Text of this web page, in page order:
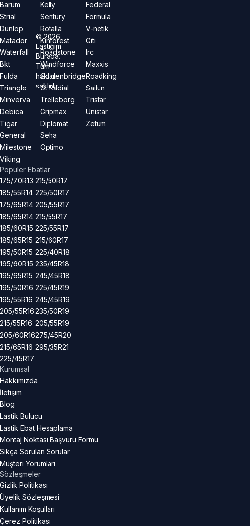
Barum
Strial
Dunlop
Matador
Waterfall
Bkt
Fulda
Triangle
Minverva
Debica
Tigar
General
Milestone
Viking
Kelly
Sentury
Rotalla
Kinforest
Roadstone
Windforce
Goldenbridge
Gt Radial
Trelleborg
Gripmax
Diplomat
Seha
Optimo
Federal
Formula
V-netik
Giti
Irc
Maxxis
Roadking
Sailun
Tristar
Unistar
Zetum
Popüler Ebatlar
175/70R13
185/55R14
175/65R14
185/65R14
185/60R15
185/65R15
195/50R15
195/60R15
195/65R15
195/50R16
195/55R16
205/55R16
215/55R16
205/60R16
215/65R16
225/45R17
215/50R17
225/50R17
205/55R17
215/55R17
225/55R17
215/60R17
225/40R18
235/45R18
245/45R18
225/45R19
245/45R19
235/50R19
205/55R19
275/45R20
295/35R21
Kurumsal
Hakkımızda
İletişim
Blog
Lastik Bulucu
Lastik Ebat Hesaplama
Montaj Noktası Başvuru Formu
Sıkça Sorulan Sorular
Müşteri Yorumları
Sözleşmeler
Gizlik Politikası
Üyelik Sözleşmesi
Kullanım Koşulları
Çerez Politikası
©2026
Lastiğim
Burada.
Tüm
hakları
saklıdır.